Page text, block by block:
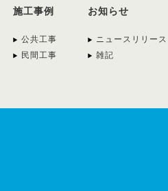
施工事例
公共工事
民間工事
お知らせ
ニュースリリース
雑記